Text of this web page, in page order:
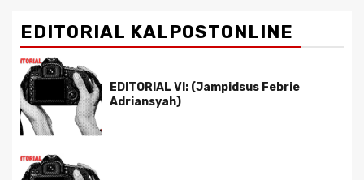
EDITORIAL KALPOSTONLINE
EDITORIAL VI: (Jampidsus Febrie
Adriansyah)